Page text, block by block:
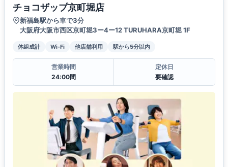
チョコザップ京町堀店
新福島駅から車で3分
大阪府大阪市西区京町堀3ー4ー12 TURUHARA京町堀 1F
体組成計 Wi-Fi 他店舗利用 駅から5分以内
営業時間
24:00間
定休日
要確認